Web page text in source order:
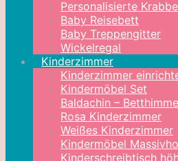
Personalisierte
Baby Reisebett
Baby Treppengitter
Wickelregal
Kinderzimmer
Kinderzimmer
Kindermöbel Set
Baldachin –
Rosa Kinderzimmer
Weißes Kinderzimmer
Kindermöbel
Kinderschreibtisch